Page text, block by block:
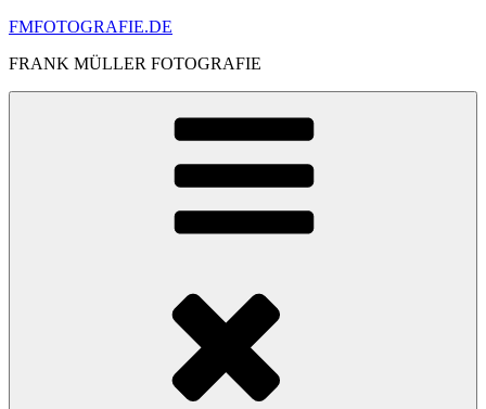
Skip
content
FMFOTOGRAFIE.DE
FRANK MÜLLER FOTOGRAFIE